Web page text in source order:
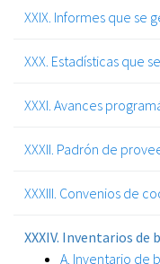
XXIX. Informes que se
XXX. Estadísticas que
XXXI. Avances
XXXII. Padrón de
XXXIII. Convenios de
XXXIV. Inventarios de
A. Inventario de